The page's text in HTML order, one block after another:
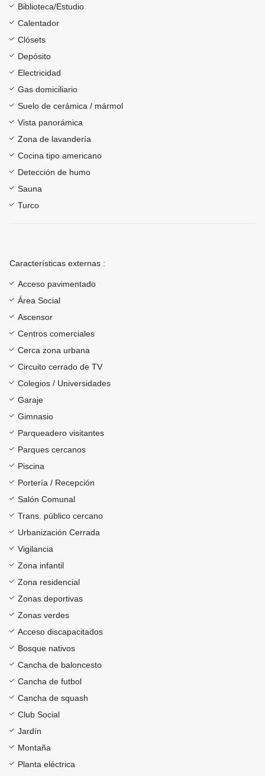
Biblioteca/Estudio
Calentador
Clósets
Depósito
Electricidad
Gas domiciliario
Suelo de cerámica / mármol
Vista panorámica
Zona de lavandería
Cocina tipo americano
Detección de humo
Sauna
Turco
Características externas :
Acceso pavimentado
Área Social
Ascensor
Centros comerciales
Cerca zona urbana
Circuito cerrado de TV
Colegios / Universidades
Garaje
Gimnasio
Parqueadero visitantes
Parques cercanos
Piscina
Portería / Recepción
Salón Comunal
Trans. público cercano
Urbanización Cerrada
Vigilancia
Zona infantil
Zona residencial
Zonas deportivas
Zonas verdes
Acceso discapacitados
Bosque nativos
Cancha de baloncesto
Cancha de futbol
Cancha de squash
Club Social
Jardín
Montaña
Planta eléctrica